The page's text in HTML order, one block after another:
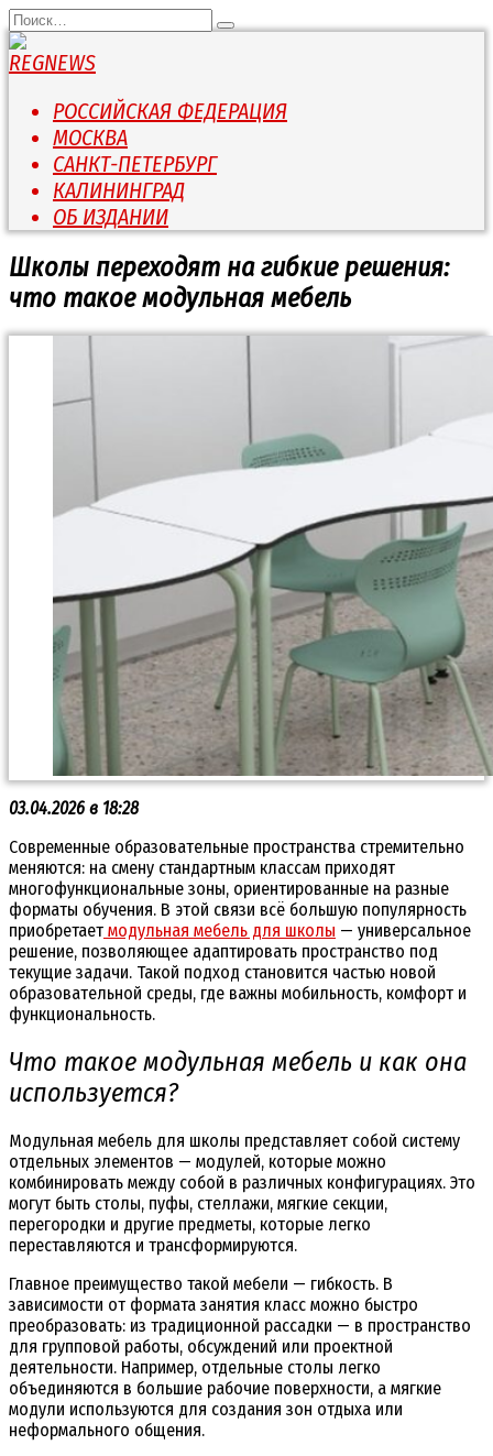
Перейти
к
содержанию
Search
for:
РОССИЙСКАЯ ФЕДЕРАЦИЯ
МОСКВА
САНКТ-ПЕТЕРБУРГ
КАЛИНИНГРАД
ОБ ИЗДАНИИ
Школы переходят на гибкие решения:
что такое модульная мебель
03.04.2026 в 18:28
Современные образовательные пространства стремительно
меняются: на смену стандартным классам приходят
многофункциональные зоны, ориентированные на разные
форматы обучения. В этой связи всё большую популярность
приобретает модульная мебель для школы — универсальное
решение, позволяющее адаптировать пространство под
текущие задачи. Такой подход становится частью новой
образовательной среды, где важны мобильность, комфорт и
функциональность.
Что такое модульная мебель и как она
используется?
Модульная мебель для школы представляет собой систему
отдельных элементов — модулей, которые можно
комбинировать между собой в различных конфигурациях. Это
могут быть столы, пуфы, стеллажи, мягкие секции,
перегородки и другие предметы, которые легко
переставляются и трансформируются.
Главное преимущество такой мебели — гибкость. В
зависимости от формата занятия класс можно быстро
преобразовать: из традиционной рассадки — в пространство
для групповой работы, обсуждений или проектной
деятельности. Например, отдельные столы легко
объединяются в большие рабочие поверхности, а мягкие
модули используются для создания зон отдыха или
неформального общения.